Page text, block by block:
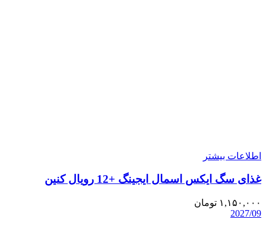
اطلاعات بیشتر
غذای سگ ایکس اسمال ایجینگ +12 رویال کنین
۱,۱۵۰,۰۰۰ تومان
2027/09